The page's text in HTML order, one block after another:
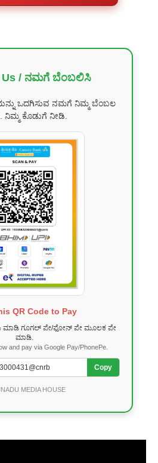
Us / ನಮಗೆ ಬೆಂಬಲಿಸಿ
ಒದಗಿಸುವ ನಮಗೆ ನಿಮ್ಮ ಬೆಂಬಲ
ನಿಮ್ಮ ಕೊಡುಗೆ ನೀಡಿ.
QR Code to Pay
ಮಾಡಿ ಗೂಗಲ್ ಪೇ/ಫೋನ್ ಪೇ ಮೂಲಕ ಪೇ
ಮಾಡಿ.
and pay via Google Pay/PhonePe.
Copy
MEDIA HOUSE